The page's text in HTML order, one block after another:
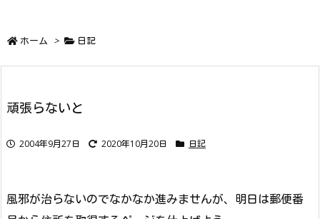
ホーム > 日記
頑張らないと
2004年9月27日 2020年10月20日 日記
風邪が治らないのでなかなか進みませんが、明日は郵便番